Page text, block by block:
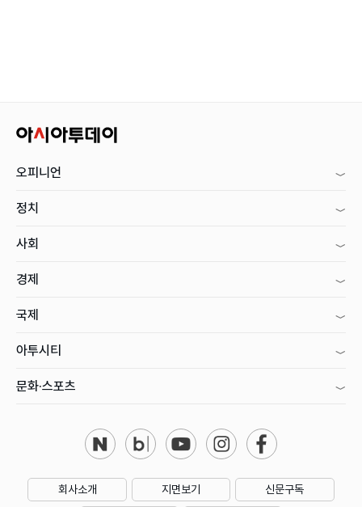
오피니언
정치
사회
경제
국제
아투시티
문화·스포츠
회사소개 지면보기 신문구독